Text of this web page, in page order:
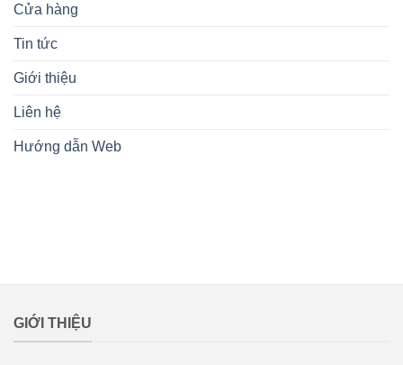
Cửa hàng
Tin tức
Giới thiệu
Liên hệ
Hướng dẫn Web
GIỚI THIỆU